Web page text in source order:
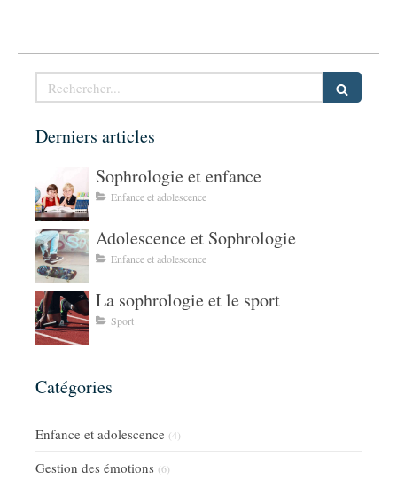
Rechercher
Derniers articles
Sophrologie et enfance
Enfance et adolescence
Adolescence et Sophrologie
Enfance et adolescence
La sophrologie et le sport
Sport
Catégories
Enfance et adolescence (4)
Gestion des émotions (6)